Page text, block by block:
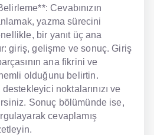
Cevabınızın
yazma sürecini
bir yanıt üç ana
giriş, gelişme ve sonuç. Giriş
ana fikrini ve
olduğunu belirtin.
noktalarınızı ve
Sonuç bölümünde ise,
cevaplamış